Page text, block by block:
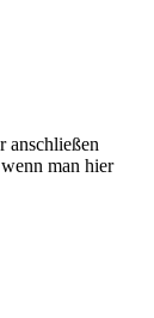
anschließen
man hier